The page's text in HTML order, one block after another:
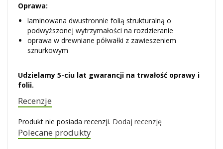
Oprawa:
laminowana dwustronnie folią strukturalną o
podwyższonej wytrzymałości na rozdzieranie
oprawa w drewniane półwałki z zawieszeniem
sznurkowym
Udzielamy 5-ciu lat gwarancji na trwałość oprawy i
folii.
Recenzje
Produkt nie posiada recenzji. Dodaj recenzję
Polecane produkty